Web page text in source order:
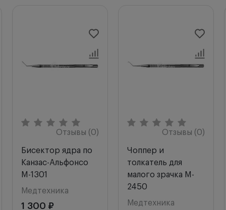
Отзывы (0)
Бисектор ядра по
Канзас-Альфонсо
M-1301
Медтехника
1 300 ₽
Отзывы (0)
Чоппер и
толкатель для
малого зрачка M-
2450
Медтехника